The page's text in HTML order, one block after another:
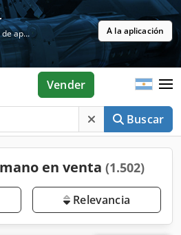
Gratis en la tienda de aplicaciones A la aplicación
Buscar
Vender
en venta (1.502)
Relevancia